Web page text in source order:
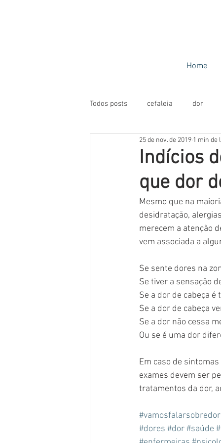
Home
Todos posts cefaleia dor
Indícios
que dor
25 de nov. de 2019 1 min de
Mesmo que na
desidratação,
merecem a atenção
vem associada a
Se sente dores na
Se tiver a sensação
Se a dor de cabeça
Se a dor de cabeça
Se a dor não cessa
Ou se é uma dor
Em caso de
exames devem ser
tratamentos da dor,
#vamosfalarsobredor
#dores #dor#saúde